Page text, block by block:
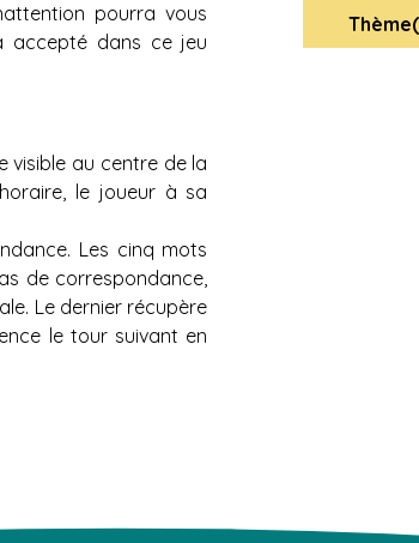
pourra vous
accepté dans ce jeu
visible au centre de la
le joueur à sa
Les cinq mots
de correspondance,
Le dernier récupère
le tour suivant en